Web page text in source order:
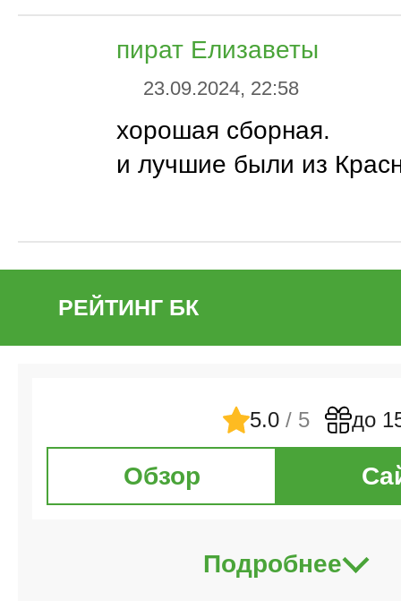
пират Елизаветы
23.09.2024, 22:58
хорошая сборная.
и лучшие были из
РЕЙТИНГ БК
5.0 / 5 до
Обзор
Подробнее